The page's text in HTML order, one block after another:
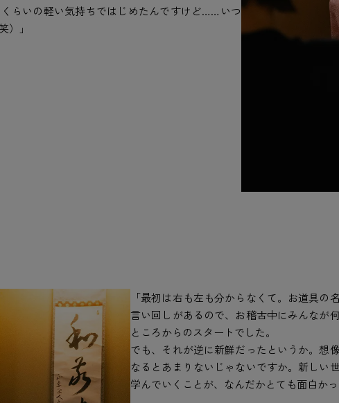
らいの軽い気持ちではじめたんですけど……いつ
）」
「最初は右も左も分からなくて。お道具
言い回しがあるので、お稽古中にみんなが
ところからのスタートでした。
でも、それが逆に新鮮だったというか。想
なるとあまりないじゃないですか。新しい
学んでいくことが、なんだかとても面白かっ